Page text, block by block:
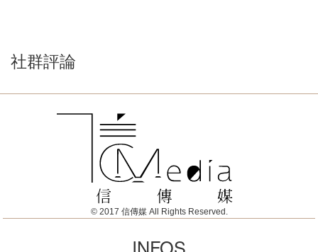
社群評論
© 2017 信傳媒 All Rights Reserved.
INFOS